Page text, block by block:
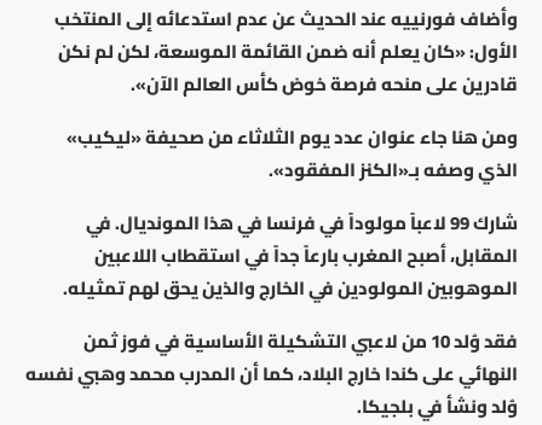
وأضاف فورنييه عند الحديث عن عدم استدعائه إلى المنتخب
الأول: «كان يعلم أنه ضمن القائمة الموسعة، لكن لم نكن
قادرين على منحه فرصة خوض كأس العالم الآن».
ومن هنا جاء عنوان عدد يوم الثلاثاء من صحيفة «ليكيب»
الذي وصفه بـ«الكنز المفقود».
شارك 99 لاعباً مولوداً في فرنسا في هذا المونديال. في
المقابل، أصبح المغرب بارعاً جداً في استقطاب اللاعبين
الموهوبين المولودين في الخارج والذين يحق لهم تمثيله.
فقد وُلد 10 من لاعبي التشكيلة الأساسية في فوز ثمن
النهائي على كندا خارج البلاد، كما أن المدرب محمد وهبي نفسه
وُلد ونشأ في بلجيكا.